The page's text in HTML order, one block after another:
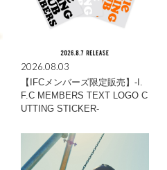
2026.08.03
【IFCメンバーズ限定販売】-I.
F.C MEMBERS TEXT LOGO C
UTTING STICKER-